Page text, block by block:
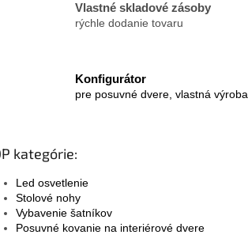
Vlastné skladové zásoby
rýchle dodanie tovaru
Konfigurátor
pre posuvné dvere, vlastná výroba
kategórie:
Led osvetlenie
Stolové nohy
Vybavenie šatníkov
Posuvné kovanie na interiérové dvere